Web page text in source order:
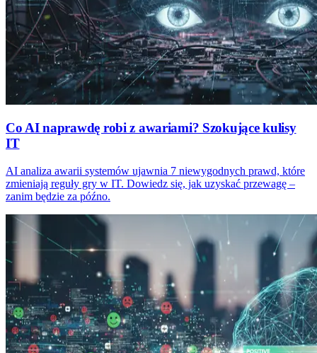
Co AI naprawdę robi z awariami? Szokujące kulisy
IT
AI analiza awarii systemów ujawnia 7 niewygodnych prawd, które
zmieniają reguły gry w IT. Dowiedz się, jak uzyskać przewagę –
zanim będzie za późno.